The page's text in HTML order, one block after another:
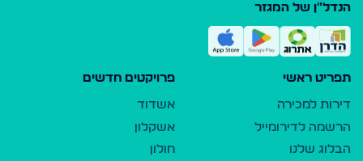
הנדל"ן של המגזר
תפריט ראשי
דירות למכירה
הרשמה לדירומייל
הבלוג שלנו
פרויקטים חדשים
אשדוד
אשקלון
חולון